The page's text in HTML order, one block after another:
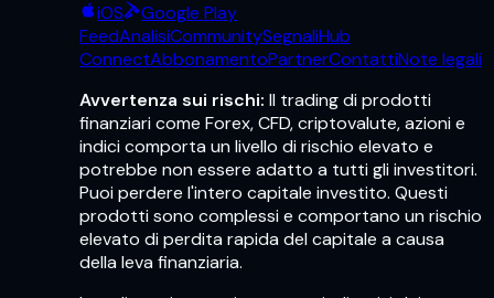
iOS
Google Play
FeedAnalisiCommunitySegnaliHub
ConnectAbbonamentoPartnerContattiNote legali
Avvertenza sui rischi: Il trading di prodotti
finanziari come Forex, CFD, criptovalute, azioni e
indici comporta un livello di rischio elevato e
potrebbe non essere adatto a tutti gli investitori.
Puoi perdere l'intero capitale investito. Questi
prodotti sono complessi e comportano un rischio
elevato di perdita rapida del capitale a causa
della leva finanziaria.